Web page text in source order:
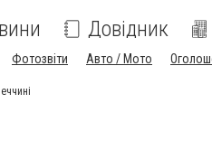
Довідник
Фотозвіти Авто / Мото